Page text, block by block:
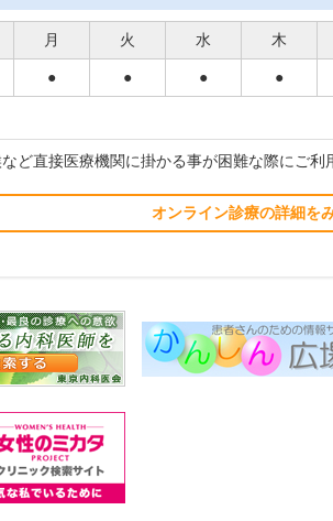
月 火 水 木
● ● ● ●
ど直接医療機関に掛かる事が困難な際にご利
オンライン診療の詳細を